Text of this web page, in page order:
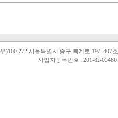
우)100-272 서울특별시 중구 퇴계로 197,
사업자등록번호 : 201-82-